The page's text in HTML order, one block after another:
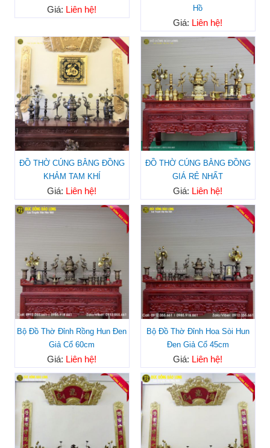
Giá: Liên hệ!
Hồ
Giá: Liên hệ!
ĐỒ THỜ CÚNG BẰNG ĐỒNG
KHẢM TAM KHÍ
Giá: Liên hệ!
ĐỒ THỜ CÚNG BẰNG ĐỒNG
GIÁ RẺ NHẤT
Giá: Liên hệ!
Bộ Đồ Thờ Đỉnh Rồng Hun Đen
Giả Cổ 60cm
Giá: Liên hệ!
Bộ Đồ Thờ Đỉnh Hoa Sòi Hun
Đen Giả Cổ 45cm
Giá: Liên hệ!